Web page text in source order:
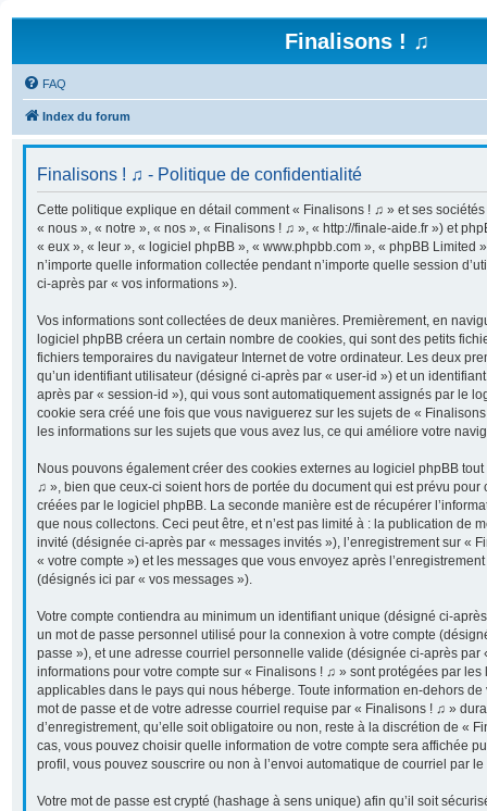
Finalisons ! ♫
FAQ
Index du forum
Finalisons ! ♫ - Politique de confidentialité
Cette politique explique en détail comment « Finalisons ! ♫ » et ses
« nous », « notre », « nos », « Finalisons ! ♫ », « http://finale-aide.fr ») et
« eux », « leur », « logiciel phpBB », « www.phpbb.com », « phpBB Limited
n’importe quelle information collectée pendant n’importe quelle session
ci-après par « vos informations »).
Vos informations sont collectées de deux manières. Premièrement, en
logiciel phpBB créera un certain nombre de cookies, qui sont des petits
fichiers temporaires du navigateur Internet de votre ordinateur. Les deux
qu’un identifiant utilisateur (désigné ci-après par « user-id ») et un
après par « session-id »), qui vous sont automatiquement assignés par le
cookie sera créé une fois que vous naviguerez sur les sujets de «
les informations sur les sujets que vous avez lus, ce qui améliore votre
Nous pouvons également créer des cookies externes au logiciel phpBB
♫ », bien que ceux-ci soient hors de portée du document qui est prévu pour
créées par le logiciel phpBB. La seconde manière est de récupérer
que nous collectons. Ceci peut être, et n’est pas limité à : la publication de
invité (désignée ci-après par « messages invités »), l’enregistrement sur «
« votre compte ») et les messages que vous envoyez après
(désignés ici par « vos messages »).
Votre compte contiendra au minimum un identifiant unique (désigné ci-
un mot de passe personnel utilisé pour la connexion à votre compte
passe »), et une adresse courriel personnelle valide (désignée ci-après par
informations pour votre compte sur « Finalisons ! ♫ » sont protégées par
applicables dans le pays qui nous héberge. Toute information en-dehors de
mot de passe et de votre adresse courriel requise par « Finalisons ! ♫ »
d’enregistrement, qu’elle soit obligatoire ou non, reste à la discrétion de «
cas, vous pouvez choisir quelle information de votre compte sera affichée
profil, vous pouvez souscrire ou non à l’envoi automatique de courriel par
Votre mot de passe est crypté (hashage à sens unique) afin qu’il soit